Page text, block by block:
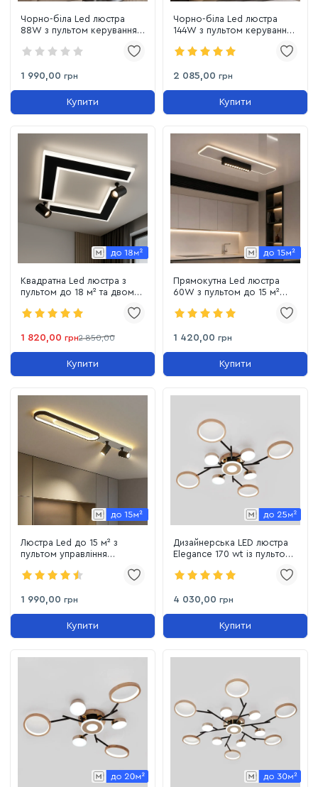
Чорно-біла Led люстра
88W з пультом керування
BK+WH)
1 990,00 грн
Купити
Чорно-біла Led люстра
144W з пультом керування
WH+BK)
2 085,00 грн
Купити
Квадратна Led люстра з
пультом до 18 м² та двома
WHITE/BLACK
1 820,00 грн2 850,00
Купити
Прямокутна Led люстра
60W з пультом до 15 м²
WH+BK)
1 420,00 грн
Купити
Люстра Led до 15 м² з
пультом управління
WHITE/BLACK
1 990,00 грн
Купити
Дизайнерська LED люстра
Elegance 170 wt із пультом
корпус
4 030,00 грн
Купити